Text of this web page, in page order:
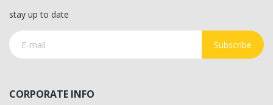
stay up to date
Subscribe
CORPORATE INFO